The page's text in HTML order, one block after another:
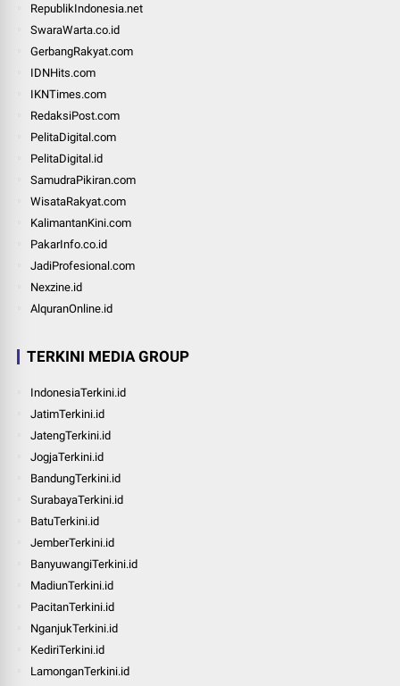
RepublikIndonesia.net
SwaraWarta.co.id
GerbangRakyat.com
IDNHits.com
IKNTimes.com
RedaksiPost.com
PelitaDigital.com
PelitaDigital.id
SamudraPikiran.com
WisataRakyat.com
KalimantanKini.com
PakarInfo.co.id
JadiProfesional.com
Nexzine.id
AlquranOnline.id
TERKINI MEDIA GROUP
IndonesiaTerkini.id
JatimTerkini.id
JatengTerkini.id
JogjaTerkini.id
BandungTerkini.id
SurabayaTerkini.id
BatuTerkini.id
JemberTerkini.id
BanyuwangiTerkini.id
MadiunTerkini.id
PacitanTerkini.id
NganjukTerkini.id
KediriTerkini.id
LamonganTerkini.id